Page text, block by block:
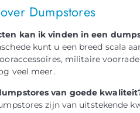
Dumpstores
kan ik vinden in een
kunt u een breed scala
militaire
veel meer.
van goede
zijn van uitstekende